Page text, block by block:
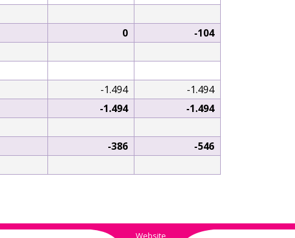
0 -104
-1.494
-1.494
-1.494 -1.494
-386
-546
Website